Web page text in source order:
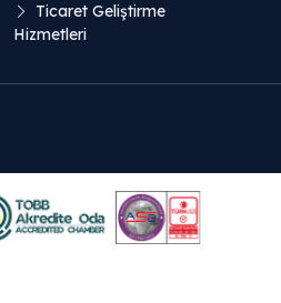
Ticaret Geliştirme
Hizmetleri